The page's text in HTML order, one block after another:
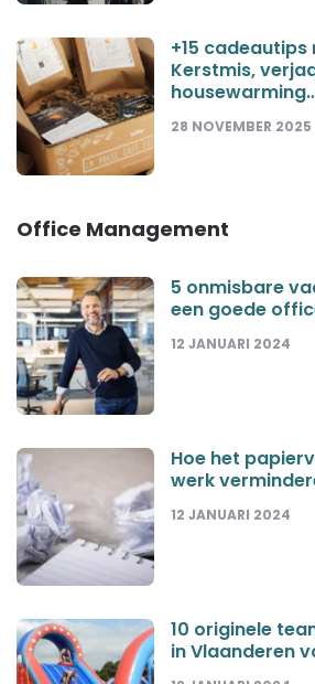
+15
Kerstmis,
28 NOVEMBER 2025
Office Management
5 onmisbare
een goede
12 JANUARI 2024
Hoe het
werk
12 JANUARI 2024
10 originele
in Vlaanderen